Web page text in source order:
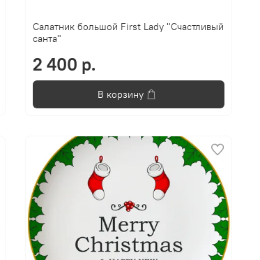
Салатник большой First Lady "Счастливый
санта"
2 400 р.
В корзину